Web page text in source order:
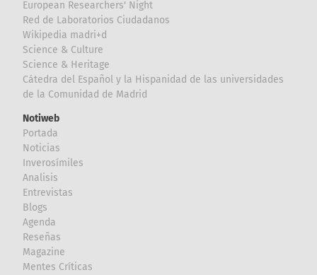
European Researchers' Night
Red de Laboratorios Ciudadanos
Wikipedia madri+d
Science & Culture
Science & Heritage
Cátedra del Español y la Hispanidad de las universidades
de la Comunidad de Madrid
Notiweb
Portada
Noticias
Inverosímiles
Analisis
Entrevistas
Blogs
Agenda
Reseñas
Magazine
Mentes Críticas